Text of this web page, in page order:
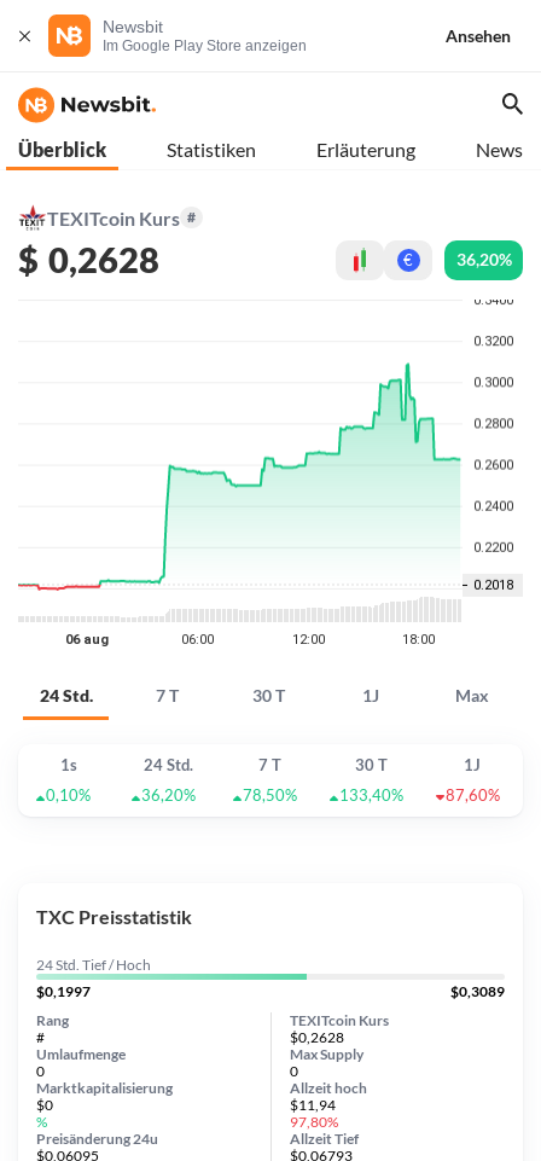
Newsbit
Im Google Play Store anzeigen
Ansehen
Überblick Statistiken Erläuterung News
TEXITcoin Kurs #
$ 0,2628 € 36,20%
24 Std. 7 T 30 T 1J Max
1s 24 Std. 7 T 30 T
1J
0,10%
36,20% 78,50% 133,40% 87,60%
TXC Preisstatistik
24 Std. Tief / Hoch
$0,1997
$0,3089
TEXITcoin Kurs
$0,2628
Umlaufmenge
0
Preisänderung 24u
$0,06095
Max Supply
0
Marktkapitalisierung
$0
%
Rang
#
Allzeithoch
$11,94
97,80%
AllzeitTief
$0,06793